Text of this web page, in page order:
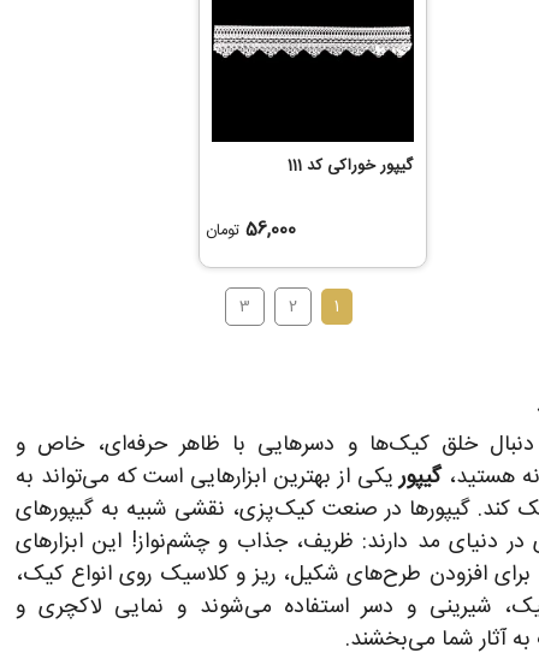
گیپور خوراکی کد 111
56,000 تومان
1
2
3
دنبال خلق کیک‌ها و دسرهایی با ظاهر حرفه‌ای، خاص و
هستید،گیپوریکی از بهترین ابزارهایی است که می‌تواند به
کند. گیپورها در صنعت کیک‌پزی، نقشی شبیه به گیپورهای
در دنیای مد دارند: ظریف، جذاب و چشم‌نواز! این ابزارهای
برای افزودن طرح‌های شکیل، ریز و کلاسیک روی انواع کیک،
شیرینی و دسر استفاده می‌شوند و نمایی لاکچری و
آثار شما می‌بخشند.